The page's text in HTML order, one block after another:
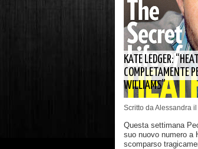
KATE LEDGER:
COMPLETAMENTE
WILLIAMS”
Scritto da Alessandra il
Questa settimana
suo nuovo numero a
scomparso